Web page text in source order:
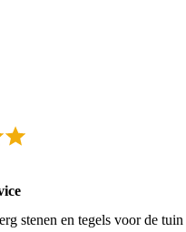
stenen en tegels voor de